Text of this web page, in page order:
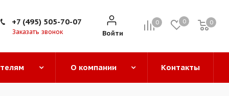
0 0 0
0
Войти
+7 (495) 505-70-07
Заказать звонок
О компании Контакты